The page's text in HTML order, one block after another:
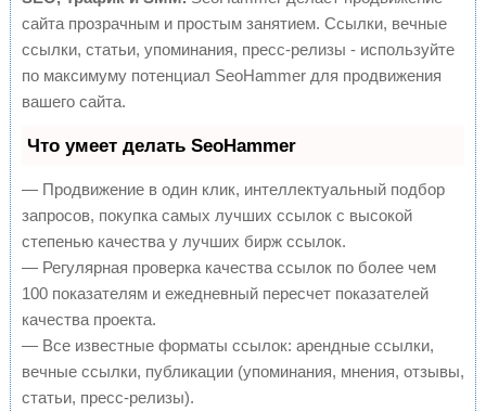
сайта прозрачным и простым занятием. Ссылки, вечные
ссылки, статьи, упоминания, пресс-релизы - используйте
по максимуму потенциал SeoHammer для продвижения
вашего сайта.
Что умеет делать SeoHammer
— Продвижение в один клик, интеллектуальный подбор
запросов, покупка самых лучших ссылок с высокой
степенью качества у лучших бирж ссылок.
— Регулярная проверка качества ссылок по более чем
100 показателям и ежедневный пересчет показателей
качества проекта.
— Все известные форматы ссылок: арендные ссылки,
вечные ссылки, публикации (упоминания, мнения, отзывы,
статьи, пресс-релизы).